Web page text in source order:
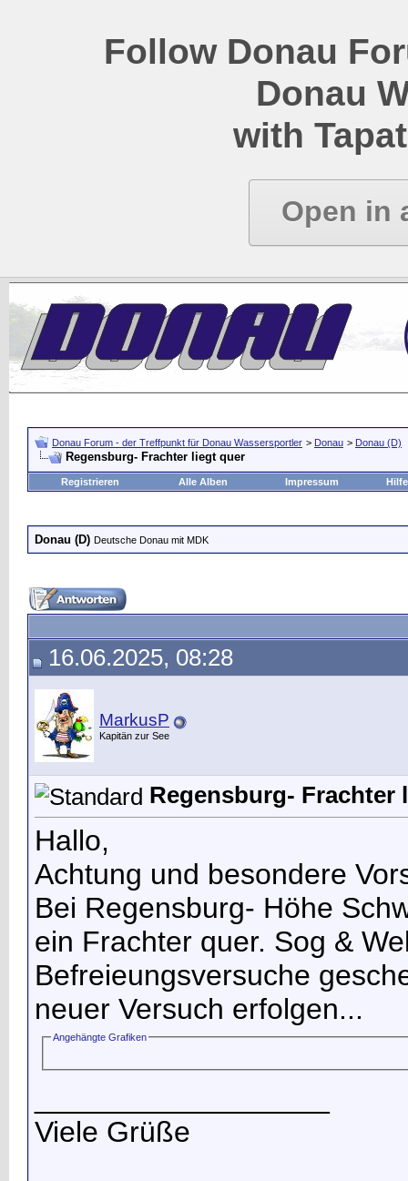
Follow Donau
Donau
with
Open in
Donau Forum - der Treffpunkt für Donau Wassersportler > Donau > Donau (D)
Regensburg- Frachter liegt quer
Registrieren Alle Alben Impressum Hilfe
Donau (D) Deutsche Donau mit MDK
16.06.2025, 08:28
MarkusP
Kapitän zur See
Regensburg- Frachter
Hallo,
Achtung und besondere
Bei Regensburg- Höhe
ein Frachter quer. Sog &
Befreieungsversuche
neuer Versuch erfolgen...
Angehängte Grafiken
Viele Grüße